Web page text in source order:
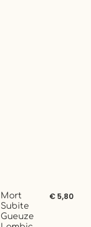
Mort
Subite
Gueuze
€ 5,80